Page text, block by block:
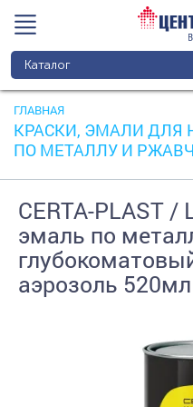
Каталог
ГЛАВНАЯ
КРАСКИ, ЭМАЛИ ДЛЯ
ПО МЕТАЛЛУ И
CERTA-PLAST
эмаль по
аэрозоль 520мл